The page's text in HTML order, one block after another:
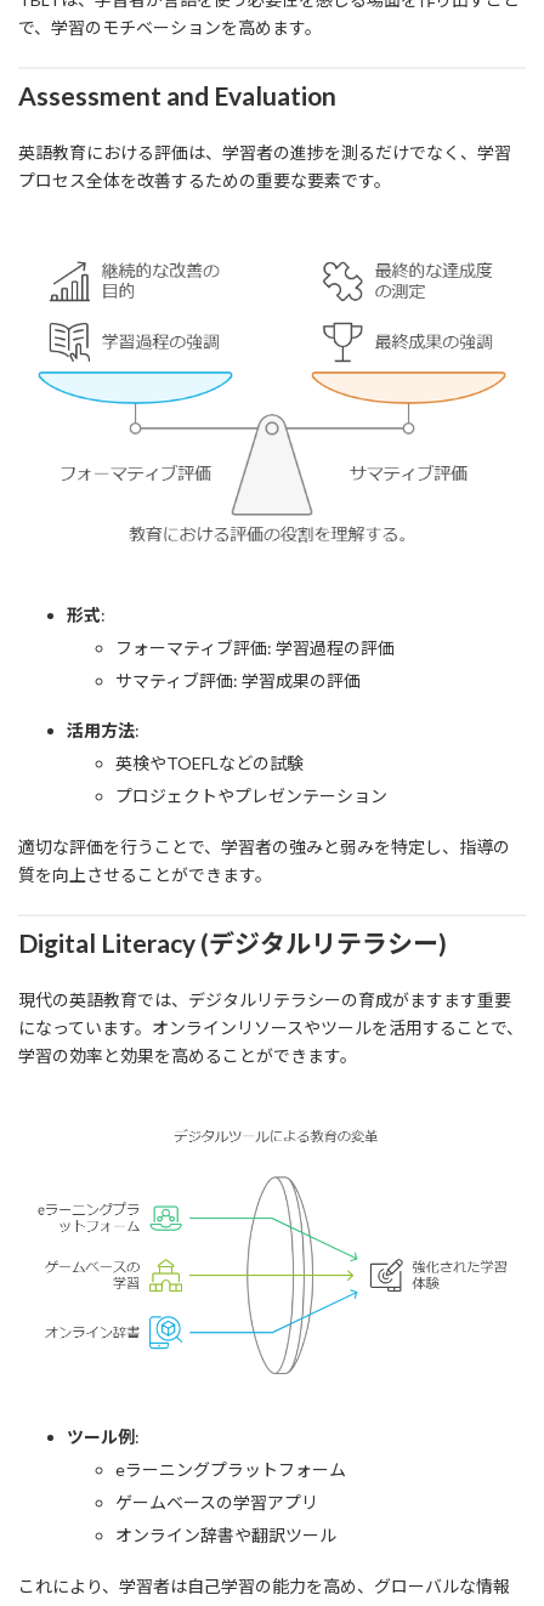
で、学習のモチベーションを高めます。
Assessment and Evaluation
英語教育における評価は、学習者の進捗を測るだけでなく、学習
プロセス全体を改善するための重要な要素です。
形式:
フォーマティブ評価: 学習過程の評価
サマティブ評価: 学習成果の評価
活用方法:
英検やTOEFLなどの試験
プロジェクトやプレゼンテーション
適切な評価を行うことで、学習者の強みと弱みを特定し、指導の
質を向上させることができます。
Digital Literacy (デジタルリテラシー)
現代の英語教育では、デジタルリテラシーの育成がますます重要
になっています。オンラインリソースやツールを活用することで、
学習の効率と効果を高めることができます。
ツール例 :
eラーニングプラットフォーム
ゲームベースの学習アプリ
オンライン辞書や翻訳ツール
これにより、学習者は自己学習の能力を高め、グローバルな情報